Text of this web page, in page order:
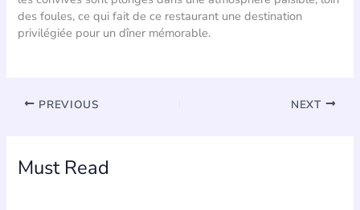
des foules, ce qui fait de ce restaurant une destination
privilégiée pour un dîner mémorable.
PREVIOUS NEXT
Must Read